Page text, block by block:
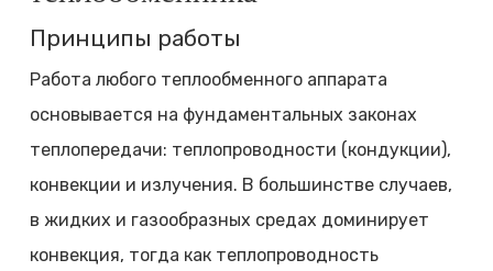
Принципы работы
Работа любого теплообменного аппарата
основывается на фундаментальных законах
теплопередачи: теплопроводности (кондукции),
конвекции и излучения. В большинстве случаев,
в жидких и газообразных средах доминирует
конвекция, тогда как теплопроводность